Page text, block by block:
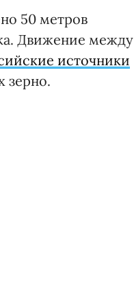
50 метров
Движение между
источники
зерно.